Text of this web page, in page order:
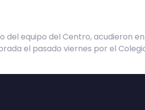
del equipo del Centro, acudieron
el pasado viernes por el